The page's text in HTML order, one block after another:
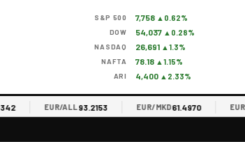
S&P 500 7,758 ▲0.62%
DOW 54,037 ▲0.28%
NASDAQ 26,691 ▲1.3%
NAFTA 78.18 ▲1.15%
ARI 4,400 ▲2.33%
EUR/ALL93.2153 EUR/MKD61.4970 EUR/